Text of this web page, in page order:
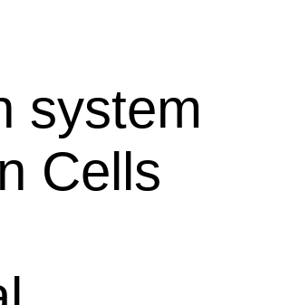
system
Cells